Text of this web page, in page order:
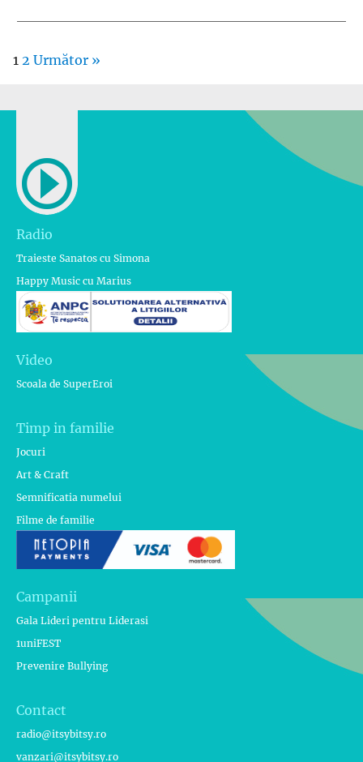
1 2 Următor »
Radio
Traieste Sanatos cu Simona
Happy Music cu Marius
Video
Scoala de SuperEroi
Timp in familie
Jocuri
Art & Craft
Semnificatia numelui
Filme de familie
Campanii
Gala Lideri pentru Liderasi
1uniFEST
Prevenire Bullying
Contact
radio@itsybitsy.ro
vanzari@itsybitsy.ro